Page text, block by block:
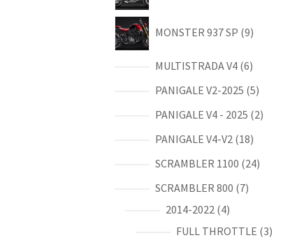
MONSTER 937 SP 9
9
MULTISTRADA V4 66
produits
PANIGALE V2-2025 55
produits
PANIGALE V4 - 2025 22
PANIGALE V4-V2 1818
produits
SCRAMBLER 1100 2424
SCRAMBLER 800 77
2014-2022 44
produits
FULL THROTTLE 33